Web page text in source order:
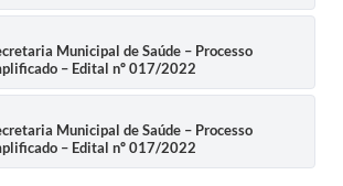
Municipal de Saúde – Processo
– Edital nº 017/2022
Municipal de Saúde – Processo
– Edital nº 017/2022